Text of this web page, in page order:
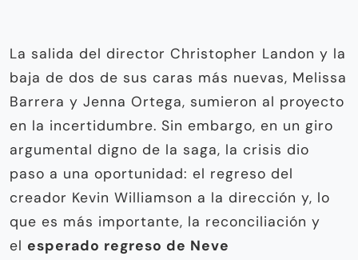
La salida del director Christopher Landon y la
baja de dos de sus caras más nuevas, Melissa
Barrera y Jenna Ortega, sumieron al proyecto
en la incertidumbre. Sin embargo, en un giro
argumental digno de la saga, la crisis dio
paso a una oportunidad: el regreso del
creador Kevin Williamson a la dirección y, lo
que es más importante, la reconciliación y
el esperado regreso de Neve